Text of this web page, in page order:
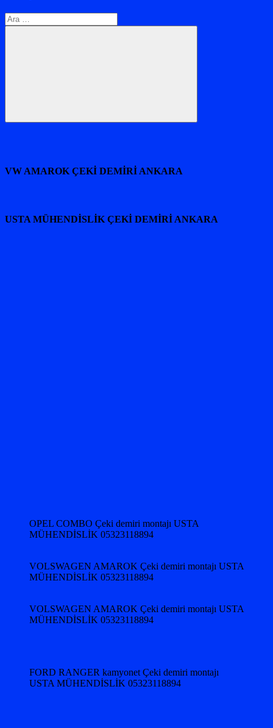
Arama:
Ara
VW AMAROK ÇEKİ DEMİRİ ANKARA
USTA MÜHENDİSLİK ÇEKİ DEMİRİ ANKARA
OPEL COMBO Çeki demiri montajı USTA
MÜHENDİSLİK 05323118894
VOLSWAGEN AMAROK Çeki demiri montajı USTA
MÜHENDİSLİK 05323118894
VOLSWAGEN AMAROK Çeki demiri montajı USTA
MÜHENDİSLİK 05323118894
FORD RANGER kamyonet Çeki demiri montajı
USTA MÜHENDİSLİK 05323118894